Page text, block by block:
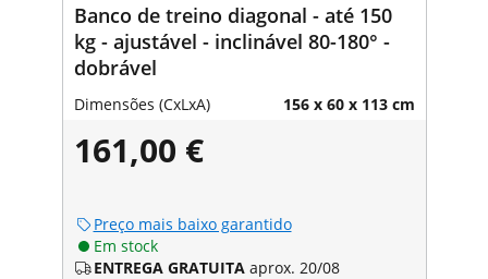
Banco de treino diagonal - até 150
kg - ajustável - inclinável 80-180° -
dobrável
Dimensões (CxLxA) 156 x 60 x 113 cm
161,00 €
Preço mais baixo garantido
Em stock
ENTREGA GRATUITA aprox. 20/08